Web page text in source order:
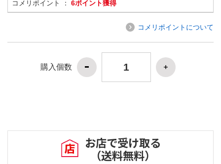
コメリポイント ： 6ポイント獲得
コメリポイントについて
購入個数
お店で受け取る
（送料無料）